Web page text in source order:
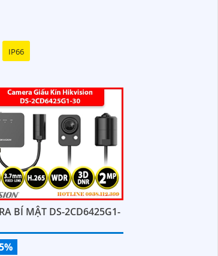
IP66
BÍ MẬT DS-2CD6425G1-